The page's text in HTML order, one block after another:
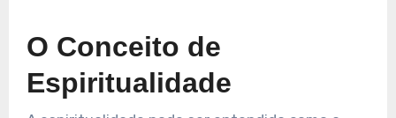
O Conceito de
Espiritualidade